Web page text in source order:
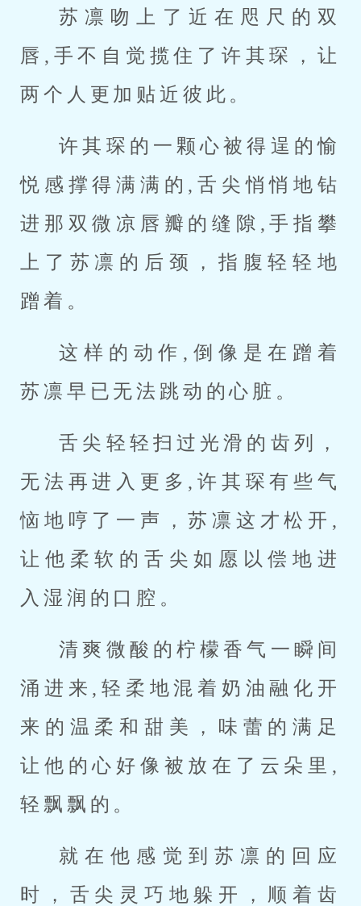
苏凛吻上了近在咫尺的双
唇,手不自觉揽住了许其琛，让
两个人更加贴近彼此。
许其琛的一颗心被得逞的愉
悦感撑得满满的,舌尖悄悄地钻
进那双微凉唇瓣的缝隙,手指攀
上了苏凛的后颈，指腹轻轻地
蹭着。
这样的动作,倒像是在蹭着
苏凛早已无法跳动的心脏。
舌尖轻轻扫过光滑的齿列，
无法再进入更多,许其琛有些气
恼地哼了一声，苏凛这才松开,
让他柔软的舌尖如愿以偿地进
入湿润的口腔。
清爽微酸的柠檬香气一瞬间
涌进来,轻柔地混着奶油融化开
来的温柔和甜美，味蕾的满足
让他的心好像被放在了云朵里,
轻飘飘的。
就在他感觉到苏凛的回应
时，舌尖灵巧地躲开，顺着齿